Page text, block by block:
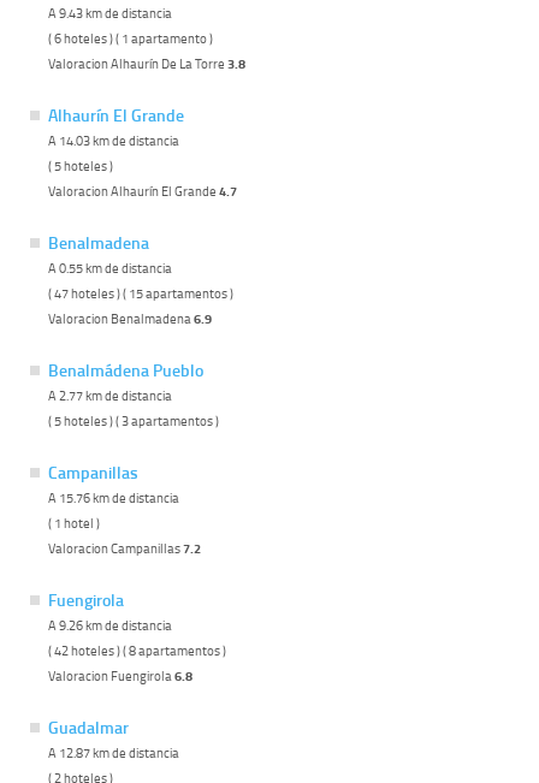
A 9.43 km de distancia
( 6 hoteles ) ( 1 apartamento )
Valoracion Alhaurín De La Torre 3.8
Alhaurín El Grande
A 14.03 km de distancia
( 5 hoteles )
Valoracion Alhaurín El Grande 4.7
Benalmadena
A 0.55 km de distancia
( 47 hoteles ) ( 15 apartamentos )
Valoracion Benalmadena 6.9
Benalmádena Pueblo
A 2.77 km de distancia
( 5 hoteles ) ( 3 apartamentos )
Campanillas
A 15.76 km de distancia
( 1 hotel )
Valoracion Campanillas7.2
Fuengirola
A 9.26 km de distancia
( 42 hoteles ) ( 8 apartamentos )
Valoracion Fuengirola 6.8
Guadalmar
A 12.87 km de distancia
( 2 hoteles )